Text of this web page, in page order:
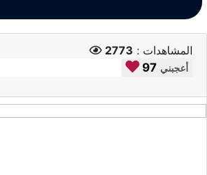
المشاهدات : 2773
97 أعجبني